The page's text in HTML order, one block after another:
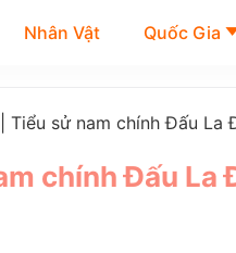
Nhân Vật Quốc Gia
Tiểu sử nam chính Đấu La
chính Đấu La